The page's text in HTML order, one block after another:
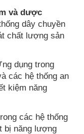
và dược
dây chuyền
chất lượng sản
dụng trong
các hệ thống an
kiệm năng
các hệ thống
bị năng lượng